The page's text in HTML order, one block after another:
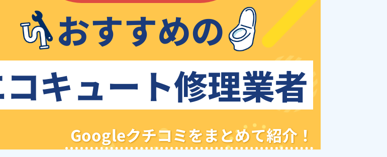
おすすめの
キュート修理業者
Googleクチコミをまとめて紹介！